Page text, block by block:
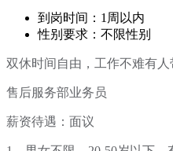
到岗时间：1周以内
性别要求：不限性别
双休时间自由，工作不难有人
售后服务部业务员
薪资待遇：面议